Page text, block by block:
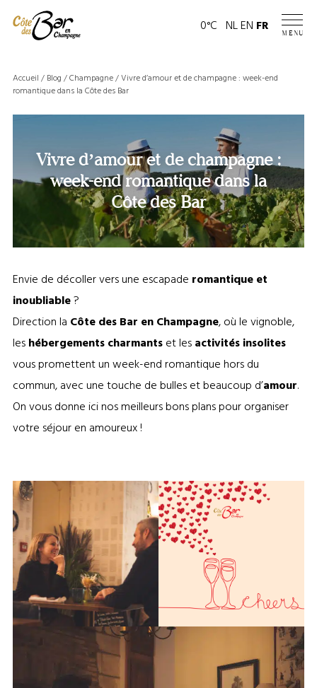
0°C Page
NLEN FR MENU
Accueil / Blog /Champagne/Vivre d’amour et de champagne : week-end
romantique dans la Côte des Bar
Vivre d’amour et de champagne :
week-end romantique dans la
Côte des Bar
Envie de décoller vers une escapade romantique et
inoubliable?
Direction la Côte des Bar enChampagne, où le vignoble,
leshébergements charmantset lesactivités insolites
vous promettent un week-end romantique hors du
commun, avec une touche de bulles et beaucoup d’amour.
On vous donne ici nos meilleurs bons plans pour organiser
votre séjour en amoureux !
Couple au restaurant © ARTGE –
Pierre Defontaine
Amour dans la Côte des Bar
Panneau de gestion des cookies